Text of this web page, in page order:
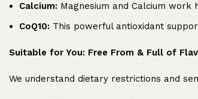
Calcium: Magnesium and Calcium
CoQ10: This powerful antioxidant
Suitable for You: Free From & Full of
We understand dietary restrictions and